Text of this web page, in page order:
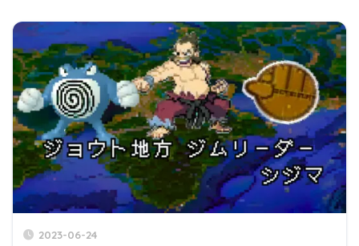
2023-06-24